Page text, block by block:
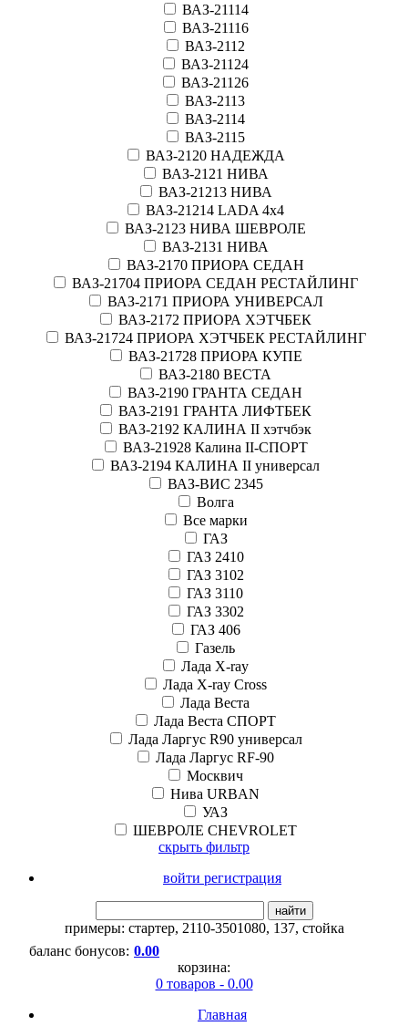
ВАЗ-21114
ВАЗ-21116
ВАЗ-2112
ВАЗ-21124
ВАЗ-21126
ВАЗ-2113
ВАЗ-2114
ВАЗ-2115
ВАЗ-2120 НАДЕЖДА
ВАЗ-2121 НИВА
ВАЗ-21213 НИВА
ВАЗ-21214 LADA 4х4
ВАЗ-2123 НИВА ШЕВРОЛЕ
ВАЗ-2131 НИВА
ВАЗ-2170 ПРИОРА СЕДАН
ВАЗ-21704 ПРИОРА СЕДАН РЕСТАЙЛИНГ
ВАЗ-2171 ПРИОРА УНИВЕРСАЛ
ВАЗ-2172 ПРИОРА ХЭТЧБЕК
ВАЗ-21724 ПРИОРА ХЭТЧБЕК РЕСТАЙЛИНГ
ВАЗ-21728 ПРИОРА КУПЕ
ВАЗ-2180 ВЕСТА
ВАЗ-2190 ГРАНТА СЕДАН
ВАЗ-2191 ГРАНТА ЛИФТБЕК
ВАЗ-2192 КАЛИНА II хэтчбэк
ВАЗ-21928 Калина II-СПОРТ
ВАЗ-2194 КАЛИНА II универсал
ВАЗ-ВИС 2345
Волга
Все марки
ГАЗ
ГАЗ 2410
ГАЗ 3102
ГАЗ 3110
ГАЗ 3302
ГАЗ 406
Газель
Лада X-ray
Лада X-ray Cross
Лада Веста
Лада Веста СПОРТ
Лада Ларгус R90 универсал
Лада Ларгус RF-90
Москвич
Нива URBAN
УАЗ
ШЕВРОЛЕ CHEVROLET
скрыть фильтр
войти регистрация
найти
примеры: стартер, 2110-3501080, 137, стойка
баланс бонусов: 0.00
корзина:
0 товаров - 0.00
Главная